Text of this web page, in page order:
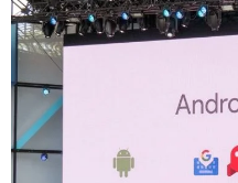
a
g